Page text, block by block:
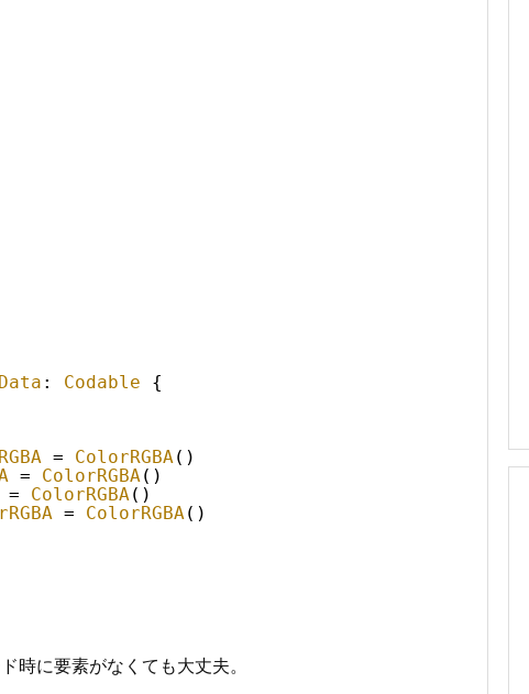
: Codable
{
= ColorRGBA()
= ColorRGBA()
= ColorRGBA()
= ColorRGBA()
時に要素がなくても大丈夫。